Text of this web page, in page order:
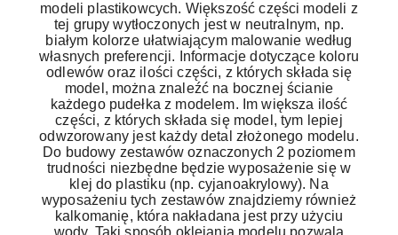
modeli plastikowcych. Większość części modeli z
tej grupy wytłoczonych jest w neutralnym, np.
białym kolorze ułatwiającym malowanie według
własnych preferencji. Informacje dotyczące koloru
odlewów oraz ilości części, z których składa się
model, można znaleźć na bocznej ścianie
każdego pudełka z modelem. Im większa ilość
części, z których składa się model, tym lepiej
odwzorowany jest każdy detal złożonego modelu.
Do budowy zestawów oznaczonych 2 poziomem
trudności niezbędne będzie wyposażenie się w
klej do plastiku (np. cyjanoakrylowy). Na
wyposażeniu tych zestawów znajdziemy również
kalkomanię, która nakładana jest przy użyciu